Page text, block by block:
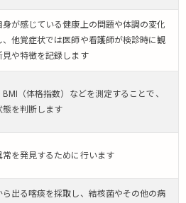
身が感じている健康上の問題や体調の変化
、他覚症状では医師や看護師が検診時に観
見や特徴を記録します
（体格指数）などを測定することで、
を判断します
を発見するために行います
出る喀痰を採取し、結核菌やその他の病